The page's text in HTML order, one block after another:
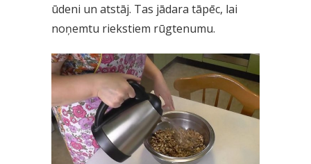
ūdeni un atstāj. Tas jādara tāpēc, lai
noņemtu riekstiem rūgtenumu.